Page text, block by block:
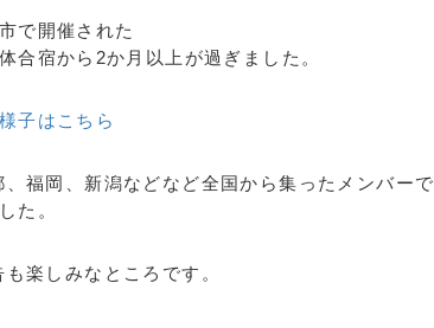
で開催された
合宿から2か月以上が過ぎました。
子はこちら
福岡、新潟などなど全国から集ったメンバーで
た。
楽しみなところです。